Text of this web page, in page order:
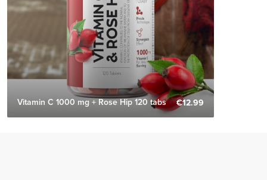
Vitamin C 1000 mg + Rose Hip 120 tabs €12.99